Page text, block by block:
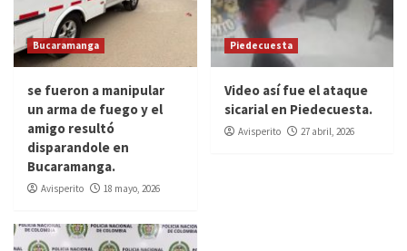
Bucaramanga
se fueron a manipular
un arma de fuego y el
amigo resultó
disparandole en
Bucaramanga.
Avisperito 18 mayo, 2026
Piedecuesta
Video así fue el ataque
sicarial en Piedecuesta.
Avisperito 27 abril, 2026